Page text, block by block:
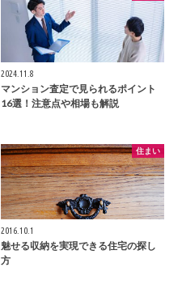
2024.11.8
マンション査定で見られるポイント
16選！注意点や相場も解説
住まい
2016.10.1
魅せる収納を実現できる住宅の探し
方